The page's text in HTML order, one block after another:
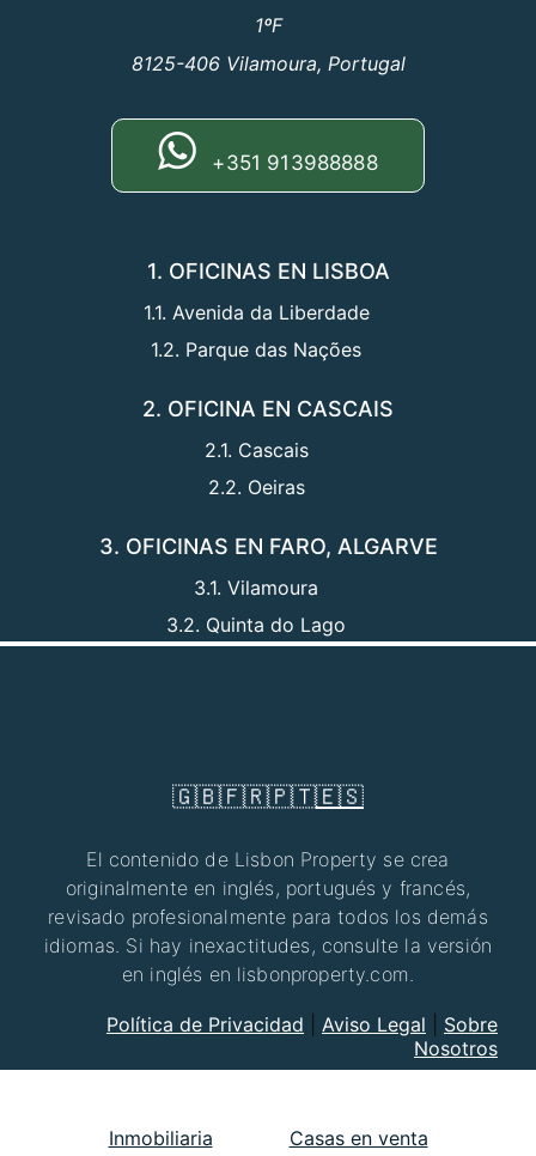
1ºF
8125-406 Vilamoura, Portugal
+351 913988888
1. OFICINAS EN LISBOA
1.1. Avenida da Liberdade
1.2. Parque das Nações
2. OFICINA EN CASCAIS
2.1. Cascais
2.2. Oeiras
3. OFICINAS EN FARO, ALGARVE
3.1. Vilamoura
3.2. Quinta do Lago
🇬🇧🇫🇷🇵🇹🇪🇸
El contenido de Lisbon Property se crea
originalmente en inglés, portugués y francés,
revisado profesionalmente para todos los demás
idiomas. Si hay inexactitudes, consulte la versión
en inglés en lisbonproperty.com.
Política de Privacidad Aviso Legal
Sobre
Nosotros
Inmobiliaria Casas en venta